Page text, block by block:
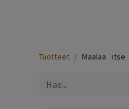
Tuotteet Maalaa⠀itse